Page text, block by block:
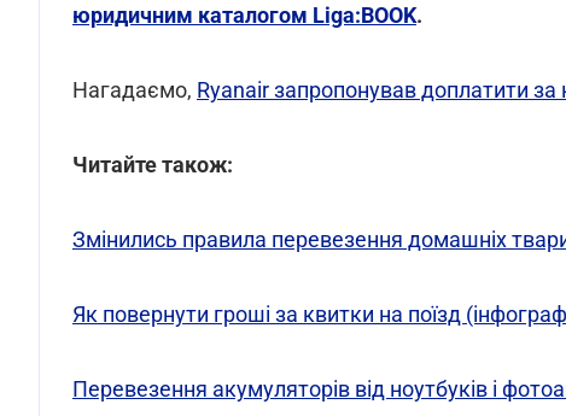
юридичним каталогом Liga:BOOK.
Нагадаємо, Ryanair запропонував доплатити за
Читайте також:
Змінились правила перевезення домашніх
Як повернути гроші за квитки на поїзд
Перевезення акумуляторів від ноутбуків і